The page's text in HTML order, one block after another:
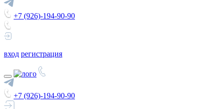
+7 (926)-194-90-90
вход регистрация
+7 (926)-194-90-90